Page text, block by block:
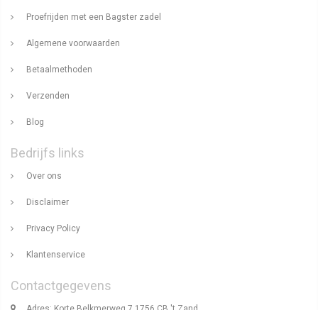
Proefrijden met een Bagster zadel
Algemene voorwaarden
Betaalmethoden
Verzenden
Blog
Bedrijfs links
Over ons
Disclaimer
Privacy Policy
Klantenservice
Contactgegevens